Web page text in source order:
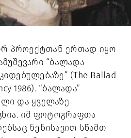
პროექტთან ერთად იყო
“ბალადა
(The Ballad
1986). “ბალადა”
და ყველაზე
იმ ფოტოგრაფთა
ნენისავით სწამთ